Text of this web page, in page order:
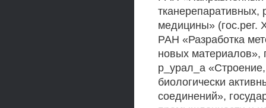
тканерепаративных,
медицины» (гос.рег.
РАН «Разработка
новых
р_урал_а
биологически
соединений»,